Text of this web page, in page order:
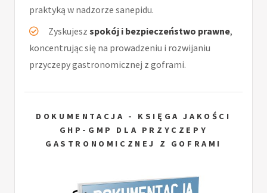
praktyką w nadzorze sanepidu.
Zyskujesz spokój i bezpieczeństwo prawne,
koncentrując się na prowadzeniu i rozwijaniu
przyczepy gastronomicznej z goframi.
DOKUMENTACJA - KSIĘGA JAKOŚCI
GHP-GMP DLA PRZYCZEPY
GASTRONOMICZNEJ Z GOFRAMI